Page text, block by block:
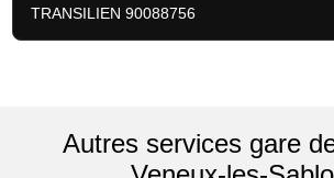
TRANSILIEN 90088756
Autres services gare